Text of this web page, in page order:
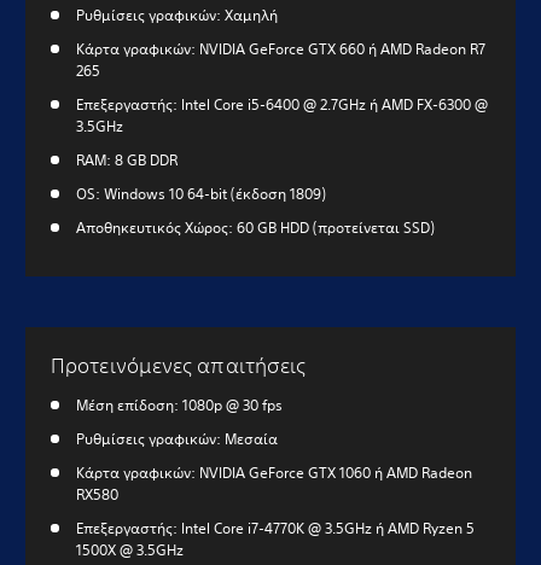
Ρυθμίσεις γραφικών: Χαμηλή
Κάρτα γραφικών: NVIDIA GeForce GTX 660 ή AMD Radeon R7
265
Επεξεργαστής: Intel Core i5-6400 @ 2.7GHz ή AMD FX-6300 @
3.5GHz
RAM: 8 GB DDR
OS: Windows 10 64-bit (έκδοση 1809)
Αποθηκευτικός Χώρος: 60 GB HDD (προτείνεται SSD)
Προτεινόμενες απαιτήσεις
Μέση επίδοση: 1080p @ 30 fps
Ρυθμίσεις γραφικών: Μεσαία
Κάρτα γραφικών: NVIDIA GeForce GTX 1060 ή AMD Radeon
RX580
Επεξεργαστής: Intel Core i7-4770K @ 3.5GHz ή AMD Ryzen 5
1500X @ 3.5GHz